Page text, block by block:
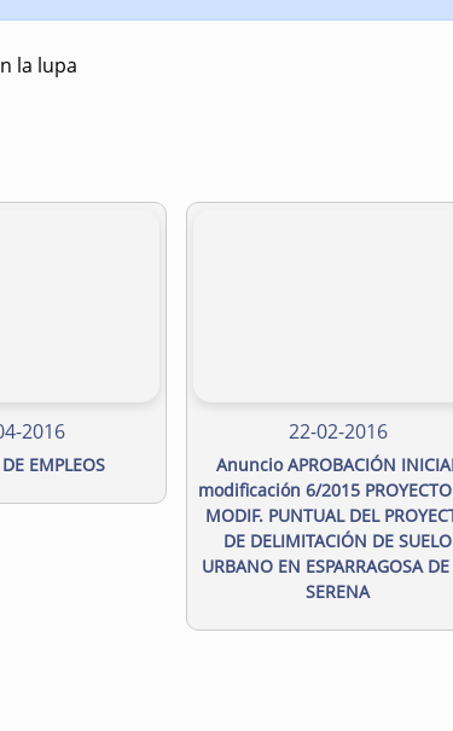
la lupa
2016
EMPLEOS
22-02-2016
Anuncio APROBACIÓN
modificación 6/2015
MODIF. PUNTUAL DEL
DE DELIMITACIÓN DE SUELO
URBANO EN ESPARRAGOSA
SERENA